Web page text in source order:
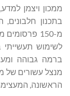
ממכון ויצמן
מ-150
לשימוש תעשייתי
מנצל עשורים של
הראשונה,